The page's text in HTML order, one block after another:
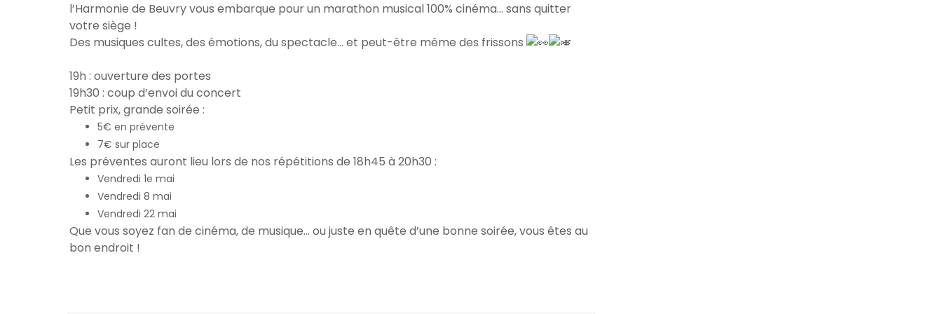
l’Harmonie de Beuvry vous embarque pour un marathon musical 100% cinéma… sans quitter
votre siège !
Des musiques cultes, des émotions, du spectacle… et peut-être même des frissons
19h : ouverture des portes
19h30 : coup d’envoi du concert
Petit prix, grande soirée :
5€ en prévente
7€ sur place
Les préventes auront lieu lors de nos répétitions de 18h45 à 20h30 :
Vendredi 1e mai
Vendredi 8 mai
Vendredi 22 mai
Que vous soyez fan de cinéma, de musique… ou juste en quête d’une bonne soirée, vous êtes au
bon endroit !